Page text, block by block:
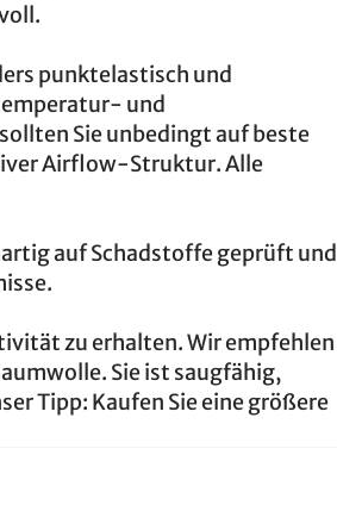
punktelastisch und
und
Sie unbedingt auf beste
Airflow-Struktur. Alle
auf Schadstoffe geprüft und
zu erhalten. Wir empfehlen
Sie ist saugfähig,
Tipp: Kaufen Sie eine größere